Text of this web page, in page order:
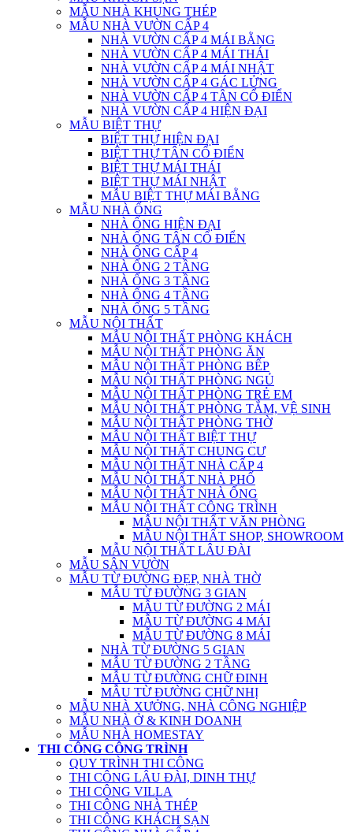
MẪU NHÀ KHUNG THÉP
MẪU NHÀ VƯỜN CẤP 4
NHÀ VƯỜN CẤP 4 MÁI BẰNG
NHÀ VƯỜN CẤP 4 MÁI THÁI
NHÀ VƯỜN CẤP 4 MÁI NHẬT
NHÀ VƯỜN CẤP 4 GÁC LỬNG
NHÀ VƯỜN CẤP 4 TÂN CỔ ĐIỂN
NHÀ VƯỜN CẤP 4 HIỆN ĐẠI
MẪU BIỆT THỰ
BIỆT THỰ HIỆN ĐẠI
BIỆT THỰ TÂN CỔ ĐIỂN
BIỆT THỰ MÁI THÁI
BIỆT THỰ MÁI NHẬT
MẪU BIỆT THỰ MÁI BẰNG
MẪU NHÀ ỐNG
NHÀ ỐNG HIỆN ĐẠI
NHÀ ỐNG TÂN CỔ ĐIỂN
NHÀ ỐNG CẤP 4
NHÀ ỐNG 2 TẦNG
NHÀ ỐNG 3 TẦNG
NHÀ ỐNG 4 TẦNG
NHÀ ỐNG 5 TẦNG
MẪU NỘI THẤT
MẪU NỘI THẤT PHÒNG KHÁCH
MẪU NỘI THẤT PHÒNG ĂN
MẪU NỘI THẤT PHÒNG BẾP
MẪU NỘI THẤT PHÒNG NGỦ
MẪU NỘI THẤT PHÒNG TRẺ EM
MẪU NỘI THẤT PHÒNG TẮM, VỆ SINH
MẪU NỘI THẤT PHÒNG THỜ
MẪU NỘI THẤT BIỆT THỰ
MẪU NỘI THẤT CHUNG CƯ
MẪU NỘI THẤT NHÀ CẤP 4
MẪU NỘI THẤT NHÀ PHỐ
MẪU NỘI THẤT NHÀ ỐNG
MẪU NỘI THẤT CÔNG TRÌNH
MẪU NỘI THẤT VĂN PHÒNG
MẪU NỘI THẤT SHOP, SHOWROOM
MẪU NỘI THẤT LÂU ĐÀI
MẪU SÂN VƯỜN
MẪU TỪ ĐƯỜNG ĐẸP, NHÀ THỜ
MẪU TỪ ĐƯỜNG 3 GIAN
MẪU TỪ ĐƯỜNG 2 MÁI
MẪU TỪ ĐƯỜNG 4 MÁI
MẪU TỪ ĐƯỜNG 8 MÁI
NHÀ TỪ ĐƯỜNG 5 GIAN
MẪU TỪ ĐƯỜNG 2 TẦNG
MẪU TỪ ĐƯỜNG CHỮ ĐINH
MẪU TỪ ĐƯỜNG CHỮ NHỊ
MẪU NHÀ XƯỞNG, NHÀ CÔNG NGHIỆP
MẪU NHÀ Ở & KINH DOANH
MẪU NHÀ HOMESTAY
THI CÔNG CÔNG TRÌNH
QUY TRÌNH THI CÔNG
THI CÔNG LÂU ĐÀI, DINH THỰ
THI CÔNG VILLA
THI CÔNG NHÀ THÉP
THI CÔNG KHÁCH SẠN